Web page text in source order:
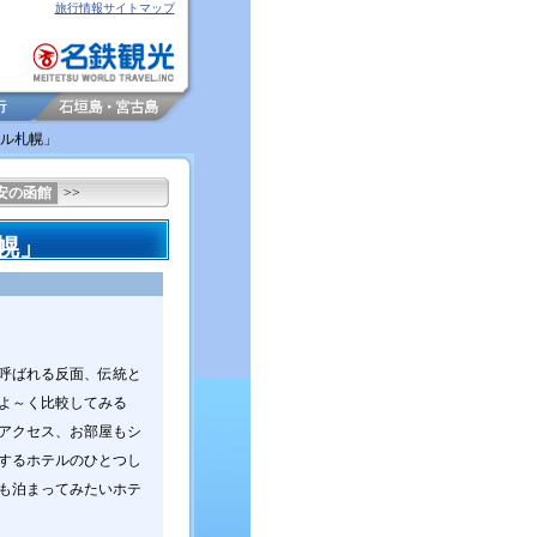
旅行情報サイトマップ
札幌」
の函館 >>
」
ばれる反面、伝統と
～く比較してみる
クセス、お部屋もシ
るホテルのひとつし
泊まってみたいホテ